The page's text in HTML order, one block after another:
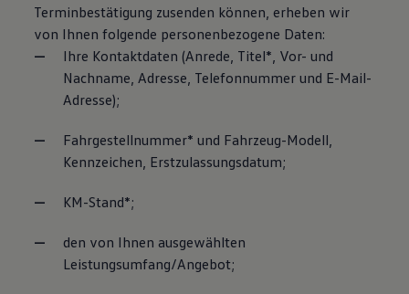
Terminbestätigung zusenden können, erheben wir
von Ihnen folgende personenbezogene Daten:
Ihre Kontaktdaten (Anrede, Titel*, Vor- und
Nachname, Adresse, Telefonnummer und E-Mail-
Adresse);
Fahrgestellnummer* und Fahrzeug-Modell,
Kennzeichen, Erstzulassungsdatum;
KM-Stand*;
den von Ihnen ausgewählten
Leistungsumfang/Angebot;